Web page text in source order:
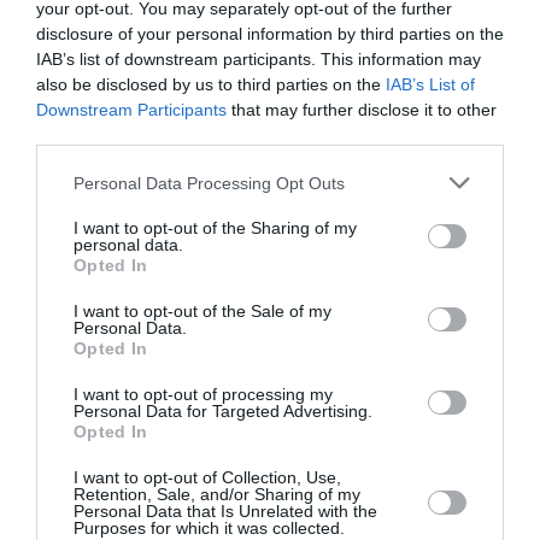
your opt-out. You may separately opt-out of the further
disclosure of your personal information by third parties on the
IAB’s list of downstream participants. This information may
also be disclosed by us to third parties on the IAB’s List of
Downstream Participants that may further disclose it to other
Personal Data Processing Opt Outs
I want to opt-out of the Sharing of my
personal data.
Opted In
I want to opt-out of the Sale of my
Personal Data.
Opted In
I want to opt-out of processing my
Personal Data for Targeted Advertising.
Opted In
I want to opt-out of Collection, Use,
Retention, Sale, and/or Sharing of my
Personal Data that Is Unrelated with the
Purposes for which it was collected.
Newsletter
Κάθε βδομάδα στο e-mail σας τα τελευταία νέα για
την Τέχνη και τον Πολιτισμό!
Ακολουθήστε το Culturenow.gr